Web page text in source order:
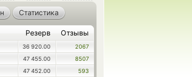
Статистика
Резерв Отзывы
36 920.00
2067
47 455.00
8507
47 452.00
593